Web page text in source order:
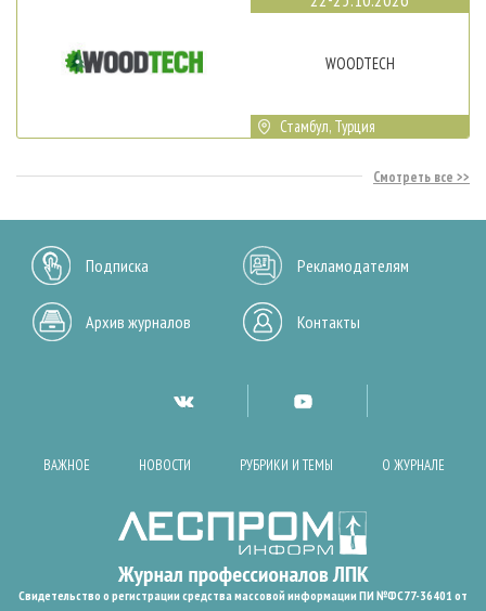
WOODTECH
Стамбул, Турция
Смотреть все
Подписка Рекламодателям
Архив журналов Контакты
ВАЖНОЕ НОВОСТИ РУБРИКИ И ТЕМЫ О ЖУРНАЛЕ
Свидетельство о регистрации средства массовой информации ПИ №ФС77-36401 от